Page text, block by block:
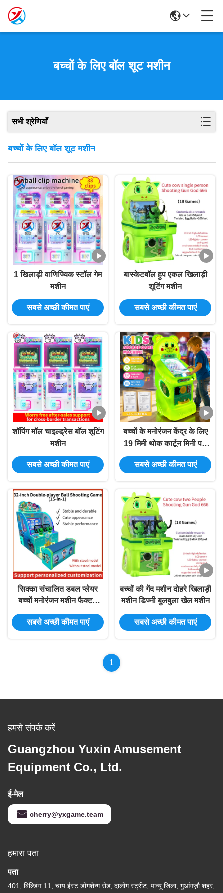
बच्चों के लिए बॉल शूट मशीन
सभी श्रेणियाँ
बच्चों के लिए बॉल शूट मशीन
1 खिलाड़ी वाणिज्यिक स्टॉल गेम
मशीन
सबसे अच्छी कीमत पाएं
बास्केटबॉल हुप एकल खिलाड़ी
शूटिंग मशीन
सबसे अच्छी कीमत पाएं
शॉपिंग मॉल चाइल्ड्रेस बॉल शूटिंग
मशीन
सबसे अच्छी कीमत पाएं
बच्चों के मनोरंजन केंद्र के लिए
19 मिमी थोक कार्टून मिनी पशु
आर्केड गेम मशीन
सबसे अच्छी कीमत पाएं
सिक्का संचालित डबल प्लेयर
बच्चों मनोरंजन मशीन फैक्टरी
प्रत्यक्ष आपूर्ति
सबसे अच्छी कीमत पाएं
बच्चों की गेंद मशीन दोहरे खिलाड़ी
मशीन डिज्नी बुलबुला खेल मशीन
सबसे अच्छी कीमत पाएं
1
हमसे संपर्क करें
Guangzhou Yuxin Amusement
Equipment Co., Ltd.
ई-मेल
cherry@yxgame.team
हमारा पता
पता
401, बिल्डिंग 11, चाय ईस्ट डोंगशेन्ग रोड, दालोंग स्ट्रीट, पान्यू जिला, गुआंगज़ौ शहर,